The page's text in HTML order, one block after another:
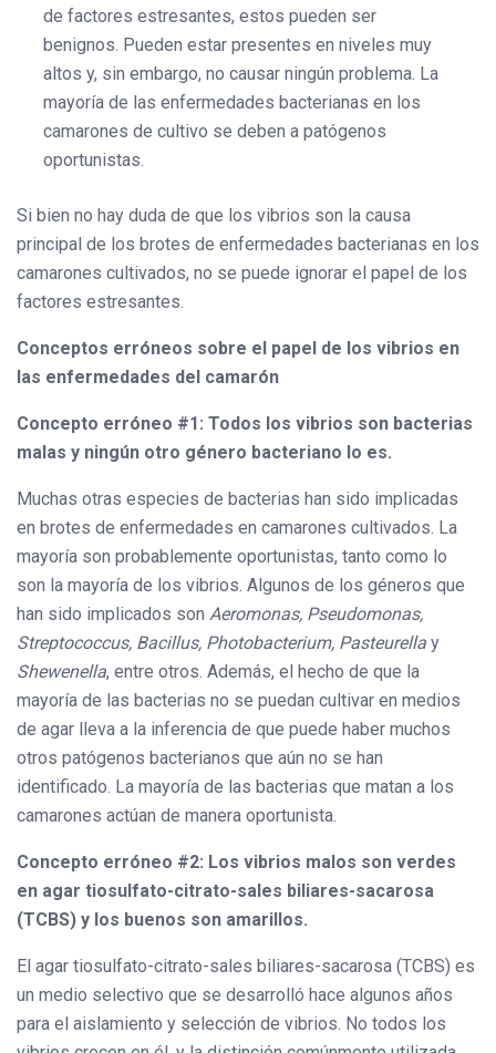
de factores estresantes, estos pueden ser
benignos. Pueden estar presentes en niveles muy
altos y, sin embargo, no causar ningún problema. La
mayoría de las enfermedades bacterianas en los
camarones de cultivo se deben a patógenos
oportunistas.
Si bien no hay duda de que los vibrios son la causa
principal de los brotes de enfermedades bacterianas en los
camarones cultivados, no se puede ignorar el papel de los
factores estresantes.
Conceptos erróneos sobre el papel de los vibrios en
las enfermedades del camarón
Concepto erróneo #1: Todos los vibrios son bacterias
malas y ningún otro género bacteriano lo es.
Muchas otras especies de bacterias han sido implicadas
en brotes de enfermedades en camarones cultivados. La
mayoría son probablemente oportunistas, tanto como lo
son la mayoría de los vibrios. Algunos de los géneros que
han sido implicados son Aeromonas, Pseudomonas,
Streptococcus, Bacillus, Photobacterium, Pasteurella y
Shewenella, entre otros. Además, el hecho de que la
mayoría de las bacterias no se puedan cultivar en medios
de agar lleva a la inferencia de que puede haber muchos
otros patógenos bacterianos que aún no se han
identificado. La mayoría de las bacterias que matan a los
camarones actúan de manera oportunista.
Concepto erróneo #2: Los vibrios malos son verdes
en agar tiosulfato-citrato-sales biliares-sacarosa
(TCBS) y los buenos son amarillos.
El agar tiosulfato-citrato-sales biliares-sacarosa (TCBS) es
un medio selectivo que se desarrolló hace algunos años
para el aislamiento y selección de vibrios. No todos los